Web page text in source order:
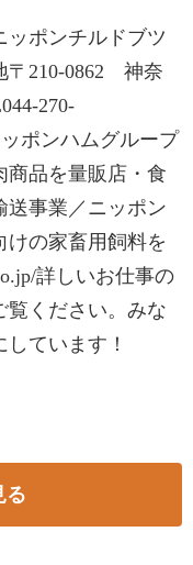
ッポンチルドブツ
〒210-0862 神奈
270-
ポンハムグループ
商品を量販店・食
送事業／ニッポン
けの家畜用飼料を
詳しいお仕事の
覧ください。みな
ています！
る